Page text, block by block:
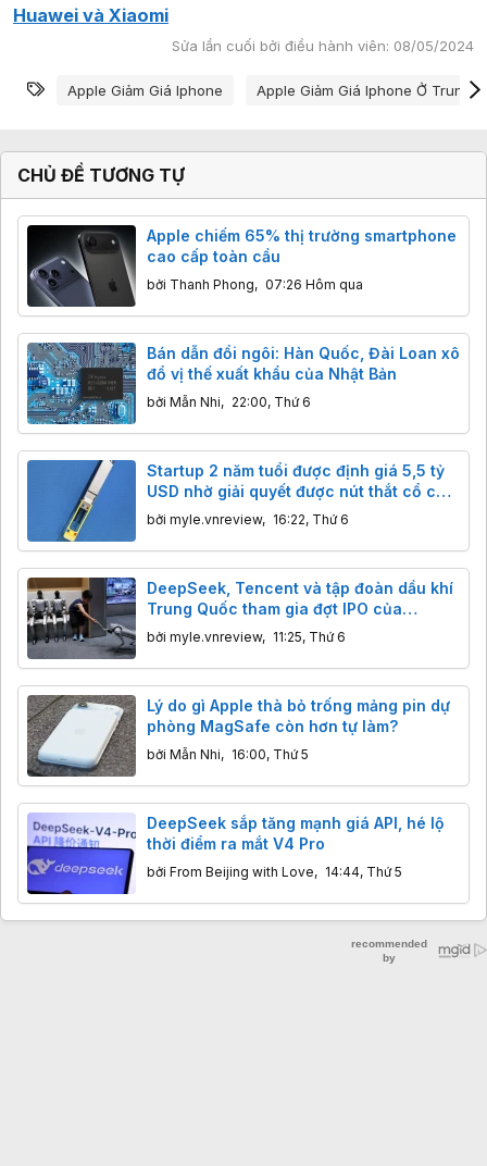
Huawei và Xiaomi
Sửa lần cuối bởi điều hành viên: 08/05/2024
Từ khóa
Apple Giảm Giá Iphone Apple Giảm Giá Iphone Ở Trung
CHỦ ĐỀ TƯƠNG TỰ
Apple chiếm 65% thị trường smartphone
cao cấp toàn cầu
bởi Thanh Phong, 07:26 Hôm qua
Bán dẫn đổi ngôi: Hàn Quốc, Đài Loan xô
đổ vị thế xuất khẩu của Nhật Bản
bởi Mẫn Nhi, 22:00, Thứ 6
Startup 2 năm tuổi được định giá 5,5 tỷ
USD nhờ giải quyết được nút thắt cổ chai
của chip AI
bởi myle.vnreview, 16:22, Thứ 6
DeepSeek, Tencent và tập đoàn dầu khí
Trung Quốc tham gia đợt IPO của
Unitree
bởi myle.vnreview, 11:25, Thứ 6
Lý do gì Apple thà bỏ trống mảng pin dự
phòng MagSafe còn hơn tự làm?
bởi Mẫn Nhi, 16:00, Thứ 5
DeepSeek sắp tăng mạnh giá API, hé lộ
thời điểm ra mắt V4 Pro
bởi From Beijing with Love, 14:44, Thứ 5